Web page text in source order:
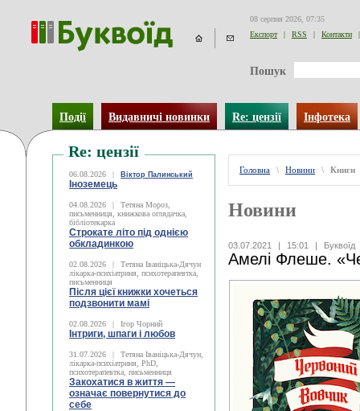
08 серпня 2026, 07:35
Експорт
| RSS | Контакти |
Пошук
Події Видавничі новинки Re: цензії Інфотека
Re: цензії
06.08.2026 | Віктор Палинський
Іноземець
04.08.2026 |
Тетяна Мороз,
письменниця, книжкова оглядачка,
бібліотекарка
Строкате літо під однією
обкладинкою
02.08.2026 |
Тетяна Іваніцька-Дячун
лікарка-психіатриня, психотерапевтка,
письменниця
Після цієї книжки хочеться
подзвонити мамі
02.08.2026 | Ігор Чорний
Інтриги, шпаги і любов
31.07.2026 |
Тетяна Іваніцька-Дячун,
лікарка-психіатриня, PhD,
психотерапевтка, письменниця
Закохатися в життя —
означає повернутися до
себе
Головна \ Новини \ Книги
Новини
03.07.2021 | 15:01 | Буквоїд
Амелі Флеше.